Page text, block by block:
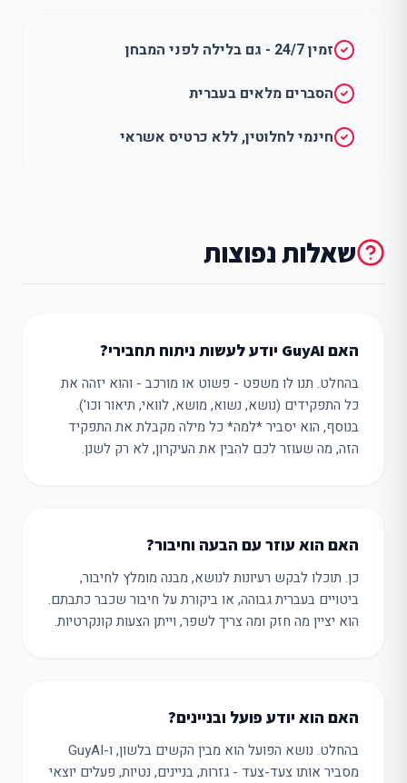
זמין 24/7 - גם בלילה לפני המבחן
הסברים מלאים בעברית
חינמי לחלוטין, ללא כרטיס אשראי
שאלות נפוצות
האם GuyAI יודע לעשות ניתוח תחבירי?
בהחלט. תנו לו משפט - פשוט או מורכב - והוא יזהה את
כל התפקידים (נושא, נשוא, מושא, לוואי, תיאור וכו').
בנוסף, הוא יסביר *למה* כל מילה מקבלת את התפקיד
הזה, מה שעוזר לכם להבין את העיקרון, לא רק לשנן.
האם הוא עוזר עם הבעה וחיבור?
כן. תוכלו לבקש רעיונות לנושא, מבנה מומלץ לחיבור,
ביטויים בעברית גבוהה, או ביקורת על חיבור שכבר כתבתם.
הוא יציין מה חזק ומה צריך לשפר, וייתן הצעות קונקרטיות.
האם הוא יודע פועל ובניינים?
בהחלט. נושא הפועל הוא מבין הקשים בלשון, ו-GuyAI
מסביר אותו צעד-צעד - גזרות, בניינים, נטיות, פעלים יוצאי